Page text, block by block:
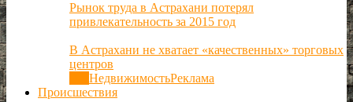
Рынок труда в Астрахани потерял
привлекательность за 2015 год
В Астрахани не хватает «качественных» торговых
центров
НедвижимостьРеклама
Происшествия